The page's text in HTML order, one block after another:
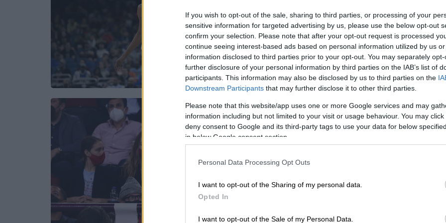
If you wish to opt-out of the sale, sharing to third parties, or processing of your
sensitive information for targeted advertising by us, please use the below opt-out
confirm your selection. Please note that after your opt-out request is processed
continue seeing interest-based ads based on personal information utilized by us
information disclosed to third parties prior to your opt-out. You may separately
further disclosure of your personal information by third parties on the IAB’s list of
participants. This information may also be disclosed by us to third parties on the
Downstream Participants that may further disclose it to other third parties.
Please note that this website/app uses one or more Google services and may
information including but not limited to your visit or usage behaviour. You may
deny consent to Google and its third-party tags to use your data for below
in below Google consent section.
Personal Data Processing Opt Outs
I want to opt-out of the Sharing of my personal data.
Opted In
I want to opt-out of the Sale of my Personal Data.
Ο Κέβιν Ντουράντ έριξε «βόμβα» στο
NBA! Λίγο προτού αρχίσει η free
agency ο σούπερ σταρ των
Μπρούκλιν Νετς ζήτησε να φύγει απ'
την ομάδα της Νέας Υόρκης
Αθλητισμός|04.05.2022 23:00
Άρωμα ΝΒΑ και... Χόλιγουντ στο
ΣΕΦ: Με Ντουράντ, Λάνθιμο και
Έμα Στόουν στις εξέδρες το
αλλά και... Χόλιγουντ υπήρξαν στις